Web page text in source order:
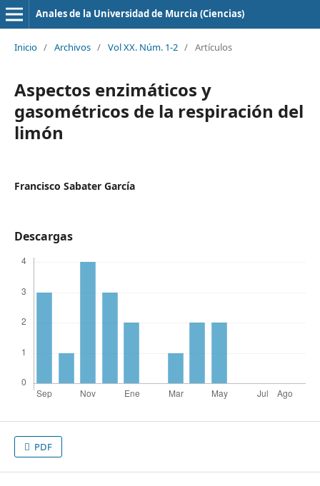
Anales de la Universidad de Murcia (Ciencias)
Inicio / Archivos / Vol XX. Núm. 1-2 / Artículos
Aspectos enzimáticos y
gasométricos de la respiración del
limón
Francisco Sabater García
Descargas
PDF